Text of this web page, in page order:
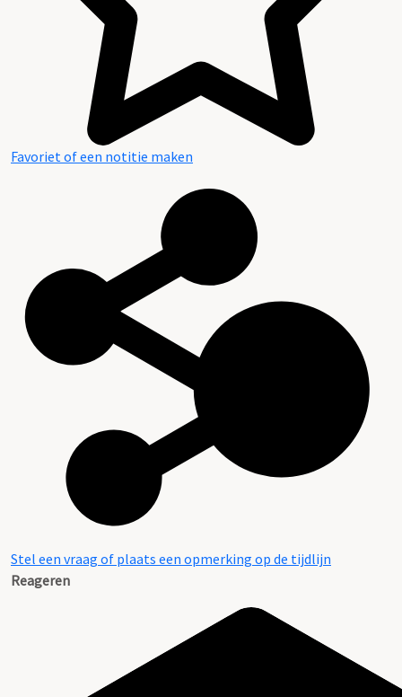
Inhoud en structuur van het archief
Aanwijzingen voor de gebruiker
Favoriet of een notitie maken
Stel een vraag of plaats een opmerking op de tijdlijn
Reageren